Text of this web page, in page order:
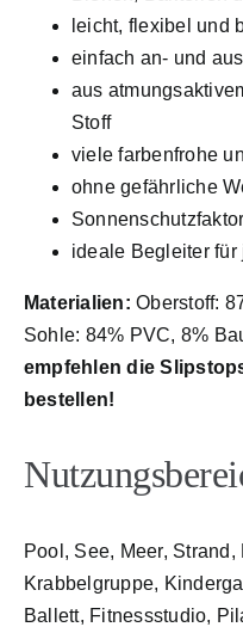
leicht, flexibel und
einfach an- und
aus
Stoff
viele farbenfrohe
ohne gefährliche
ideale Begleiter
Materialien: Oberstoff:
Sohle: 84% PVC, 8%
empfehlen die
bestellen!
Pool, See, Meer, Strand,
Krabbelgruppe,
Ballett, Fitnessstudio,